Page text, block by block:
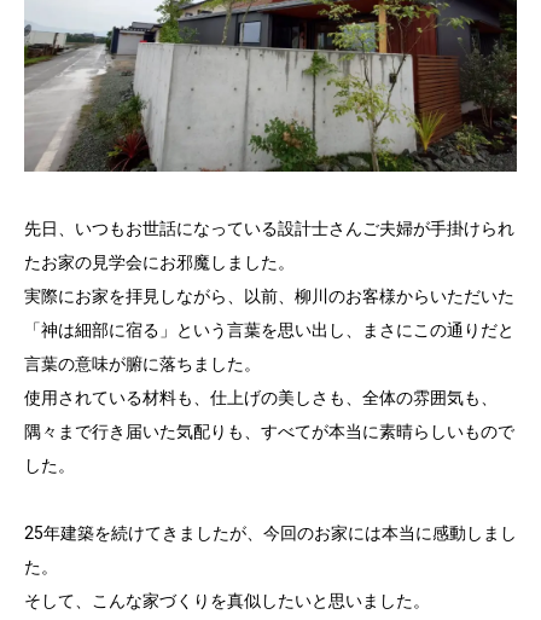
先日、いつもお世話になっている設計士さんご夫婦が手掛けられ
たお家の見学会にお邪魔しました。
実際にお家を拝見しながら、以前、柳川のお客様からいただいた
「神は細部に宿る」という言葉を思い出し、まさにこの通りだと
言葉の意味が腑に落ちました。
使用されている材料も、仕上げの美しさも、全体の雰囲気も、
隅々まで行き届いた気配りも、すべてが本当に素晴らしいもので
した。
25年建築を続けてきましたが、今回のお家には本当に感動しまし
た。
そして、こんな家づくりを真似したいと思いました。